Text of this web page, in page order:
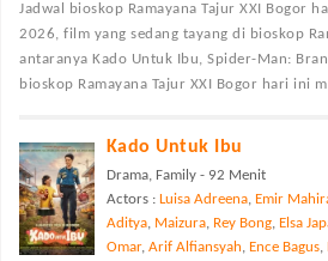
Jadwal bioskop Ramayana Tajur XXI Bogor
2026, film yang sedang tayang di bioskop
antaranya Kado Untuk Ibu, Spider-Man:
bioskop Ramayana Tajur XXI Bogor hari ini
Kado Untuk Ibu
Drama, Family - 92 Menit
Actors : Luisa Adreena, Emir
Aditya, Maizura, Rey Bong, Elsa
Omar, Arif Alfiansyah, Ence Bagus,